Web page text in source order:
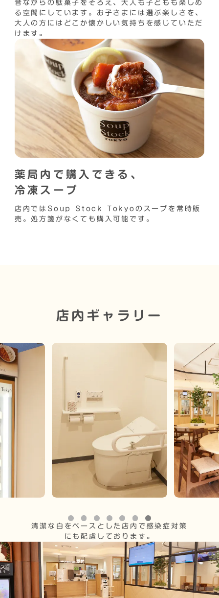
昔ながらの駄菓子をそろえ、大人も子どもも楽しめ
る空間にしています。お子さまには選ぶ楽しさを、
大人の方にはどこか懐かしい気持ちを感じていただ
けます。
薬局内で購入できる、
冷凍スープ
店内ではSoup Stock Tokyoのスープを常時販
売。処方箋がなくても購入可能です。
店内ギャラリー
清潔な白をベースとした店内で感染症対策
にも配慮しております。